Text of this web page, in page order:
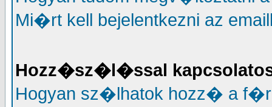
Mi�rt kell bejelentkezni az
Hozz�sz�l�ssal
Hogyan sz�lhatok hozz� a